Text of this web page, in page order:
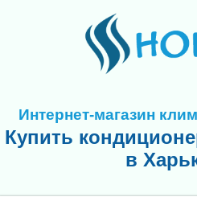
Интернет-магазин
Купить
в